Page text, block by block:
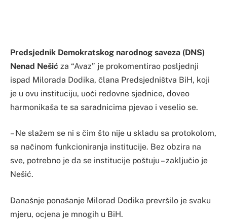
Predsjednik Demokratskog narodnog saveza (DNS)
Nenad Nešić za “Avaz” je prokomentirao posljednji
ispad Milorada Dodika, člana Predsjedništva BiH, koji
je u ovu instituciju, uoči redovne sjednice, doveo
harmonikaša te sa saradnicima pjevao i veselio se.
– Ne slažem se ni s čim što nije u skladu sa protokolom,
sa načinom funkcioniranja institucije. Bez obzira na
sve, potrebno je da se institucije poštuju – zaključio je
Nešić.
Današnje ponašanje Milorad Dodika prevršilo je svaku
mjeru, ocjena je mnogih u BiH.